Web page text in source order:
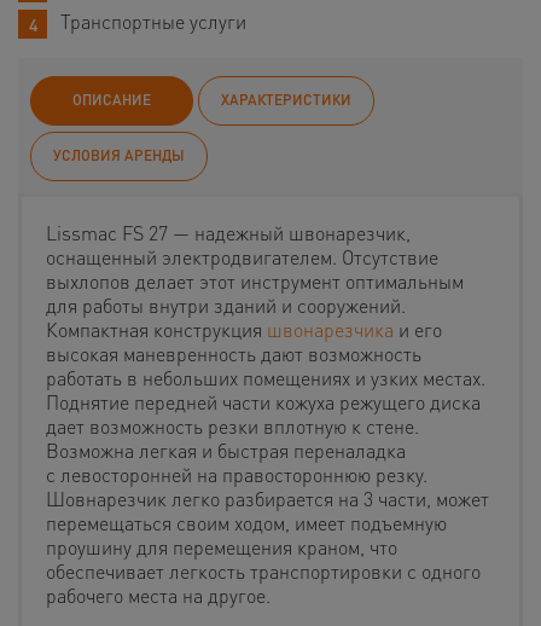
Транспортные услуги
ОПИСАНИЕ ХАРАКТЕРИСТИКИ
УСЛОВИЯ АРЕНДЫ
Lissmac FS 27 — надежный швонарезчик,
оснащенный электродвигателем. Отсутствие
выхлопов делает этот инструмент оптимальным
для работы внутри зданий и сооружений.
Компактная конструкция швонарезчика и его
высокая маневренность дают возможность
работать в небольших помещениях и узких местах.
Поднятие передней части кожуха режущего диска
дает возможность резки вплотную к стене.
Возможна легкая и быстрая переналадка
с левосторонней на правостороннюю резку.
Шовнарезчик легко разбирается на 3 части, может
перемещаться своим ходом, имеет подъемную
проушину для перемещения краном, что
обеспечивает легкость транспортировки с одного
рабочего места на другое.